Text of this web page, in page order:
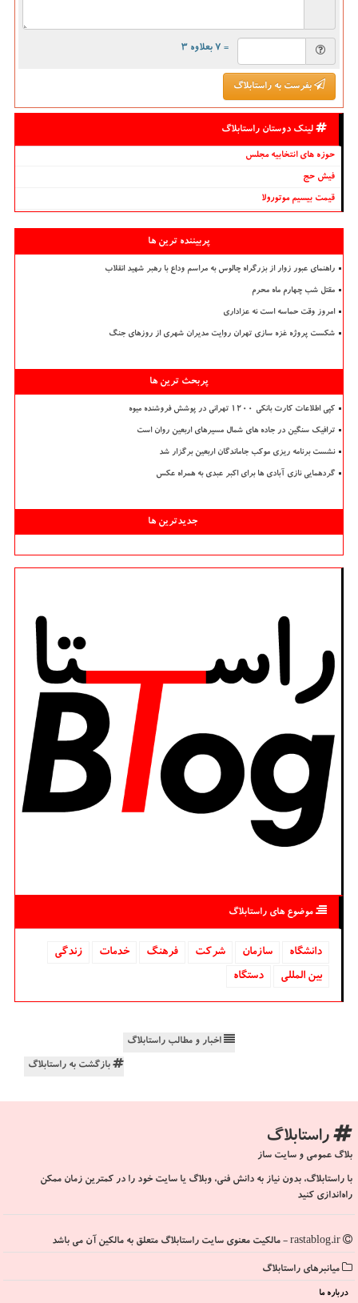
= ۷ بعلاوه ۳
بفرست به راستابلاگ
لینک دوستان راستابلاگ
حوزه های انتخابیه مجلس
فیش حج
قیمت بیسیم موتورولا
پربیننده ترین ها
راهنمای عبور زوار از بزرگراه چالوس به مراسم وداع با رهبر شهید انقلاب
مقتل شب چهارم ماه محرم
امروز وقت حماسه است نه عزاداری
شکست پروژه غزه سازی تهران روایت مدیران شهری از روزهای جنگ
پربحث ترین ها
کپی اطلاعات کارت بانکی ۱۲۰۰ تهرانی در پوشش فروشنده میوه
ترافیک سنگین در جاده های شمال مسیرهای اربعین روان است
نشست برنامه ریزی موکب جاماندگان اربعین برگزار شد
گردهمایی نازی آبادی ها برای اکبر عبدی به همراه عکس
جدیدترین ها
موضوع های راستابلاگ
دانشگاه‌ سازمان شركت فرهنگ خدمات
زندگی
بین المللی
دستگاه
اخبار و مطالب راستابلاگ
بازگشت به راستابلاگ
راستابلاگ
بلاگ عمومی و سایت ساز
با راستابلاگ، بدون نیاز به دانش فنی، وبلاگ یا سایت خود را در کمترین زمان ممکن
راه‌اندازی کنید
میانبرهای راستابلاگ
درباره ما